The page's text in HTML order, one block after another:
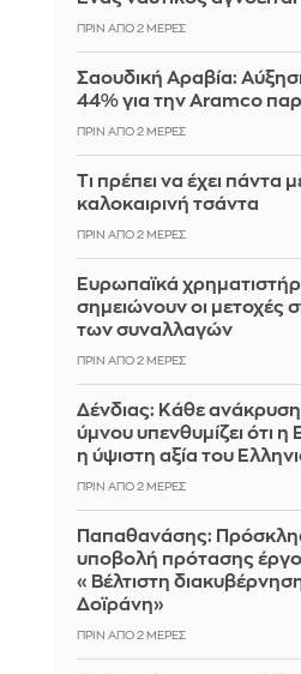
ΠΡΙΝ ΑΠΌ 2 ΜΈΡΕΣ
Σαουδική Αραβία:
44% για την Aramco
ΠΡΙΝ ΑΠΌ 2 ΜΈΡΕΣ
Τι πρέπει να έχει πάντα
καλοκαιρινή τσάντα
ΠΡΙΝ ΑΠΌ 2 ΜΈΡΕΣ
Ευρωπαϊκά
σημειώνουν οι μετοχές
των συναλλαγών
ΠΡΙΝ ΑΠΌ 2 ΜΈΡΕΣ
Δένδιας: Κάθε
ύμνου υπενθυμίζει ότι η
η ύψιστη αξία του
ΠΡΙΝ ΑΠΌ 2 ΜΈΡΕΣ
Παπαθανάσης:
υποβολή πρότασης
«Βέλτιστη
Δοϊράνη»
ΠΡΙΝ ΑΠΌ 2 ΜΈΡΕΣ